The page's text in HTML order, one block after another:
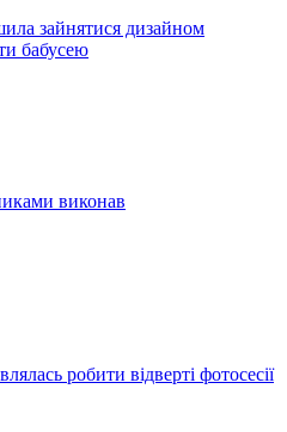
зайнятися дизайном
бабусею
виконав
робити відверті фотосесії